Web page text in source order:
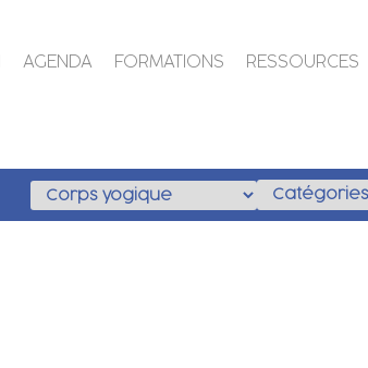
AGENDA FORMATIONS RESSOURCES